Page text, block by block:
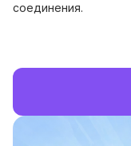
соединения.